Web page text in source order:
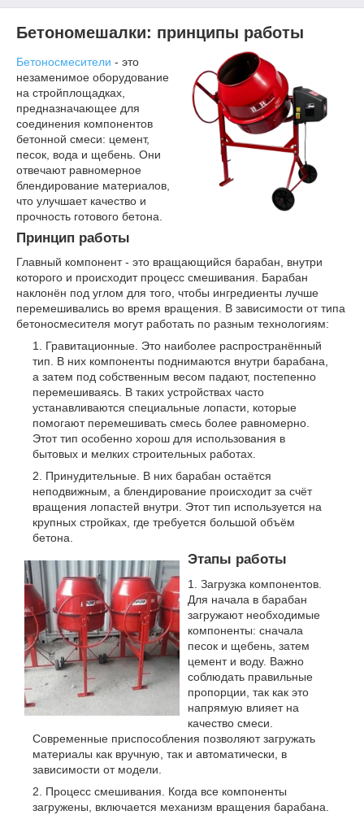
Бетономешалки: принципы работы
Бетоносмесители - это
незаменимое оборудование
на стройплощадках,
предназначающее для
соединения компонентов
бетонной смеси: цемент,
песок, вода и щебень. Они
отвечают равномерное
блендирование материалов,
что улучшает качество и
прочность готового бетона.
Принцип работы
Главный компонент - это вращающийся барабан, внутри
которого и происходит процесс смешивания. Барабан
наклонён под углом для того, чтобы ингредиенты лучше
перемешивались во время вращения. В зависимости от типа
бетоносмесителя могут работать по разным технологиям:
Гравитационные. Это наиболее распространённый
тип. В них компоненты поднимаются внутри барабана,
а затем под собственным весом падают, постепенно
перемешиваясь. В таких устройствах часто
устанавливаются специальные лопасти, которые
помогают перемешивать смесь более равномерно.
Этот тип особенно хорош для использования в
бытовых и мелких строительных работах.
Принудительные. В них барабан остаётся
неподвижным, а блендирование происходит за счёт
вращения лопастей внутри. Этот тип используется на
крупных стройках, где требуется большой объём
бетона.
Этапы работы
Загрузка компонентов.
Для начала в барабан
загружают необходимые
компоненты: сначала
песок и щебень, затем
цемент и воду. Важно
соблюдать правильные
пропорции, так как это
напрямую влияет на
качество смеси.
Современные приспособления позволяют загружать
материалы как вручную, так и автоматически, в
зависимости от модели.
Процесс смешивания. Когда все компоненты
загружены, включается механизм вращения барабана.